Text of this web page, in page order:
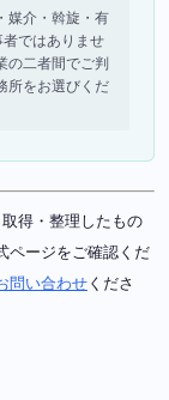
媒介・斡旋・有
ではありませ
の二者間でご判
所をお選びくだ
得・整理したもの
ページをご確認くだ
問い合わせ くださ